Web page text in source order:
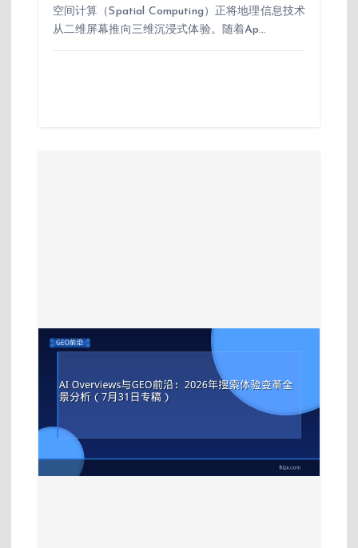
空间计算（Spatial Computing）正将地理信息技术
从二维屏幕推向三维沉浸式体验。随着Ap…